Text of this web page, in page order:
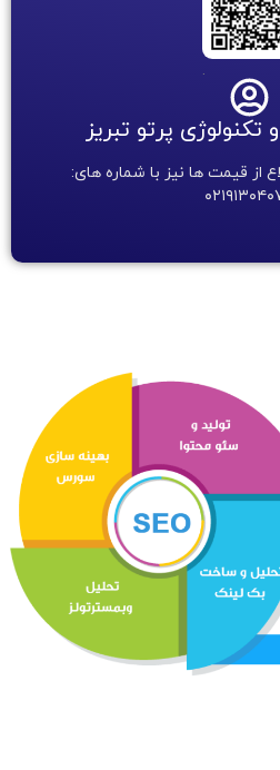
.
پرتو تبریز
از قیمت ها نیز با شماره های: